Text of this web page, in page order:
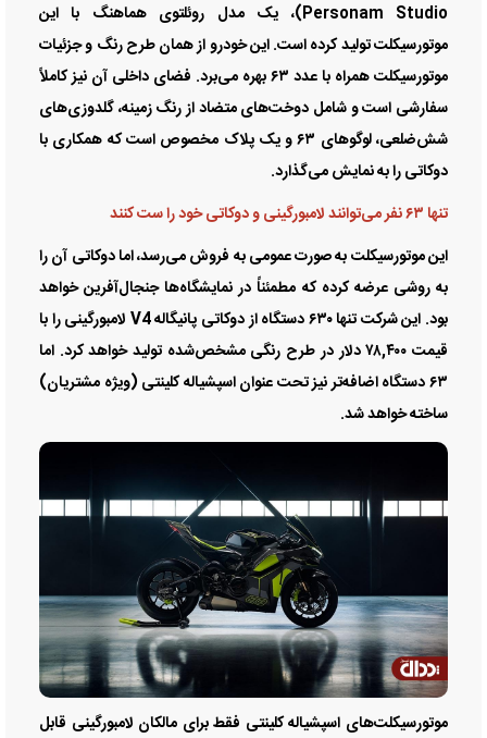
Personam Studio)، یک مدل روئلتوی هماهنگ با این
موتورسیکلت تولید کرده است. این خودرو از همان طرح رنگ و جزئیات
موتورسیکلت همراه با عدد ۶۳ بهره می‌برد. فضای داخلی آن نیز کاملاً
سفارشی است و شامل دوخت‌های متضاد از رنگ زمینه، گلدوزی‌های
شش‌ضلعی، لوگوهای ۶۳ و یک پلاک مخصوص است که همکاری با
دوکاتی را به نمایش می‌گذارد.
تنها ۶۳ نفر می‌توانند لامبورگینی و دوکاتی خود را ست کنند
این موتورسیکلت به صورت عمومی به فروش می‌رسد، اما دوکاتی آن را
به روشی عرضه کرده که مطمئناً در نمایشگاه‌ها جنجال‌آفرین خواهد
بود. این شرکت تنها ۶۳۰ دستگاه از دوکاتی پانیگاله V4 لامبورگینی را با
قیمت ۷۸,۴۰۰ دلار در طرح رنگی مشخص‌شده تولید خواهد کرد. اما
۶۳ دستگاه اضافه‌تر نیز تحت عنوان اسپشیاله کلینتی (ویژه مشتریان)
ساخته خواهد شد.
موتورسیکلت‌های اسپشیاله کلینتی فقط برای مالکان لامبورگینی قابل